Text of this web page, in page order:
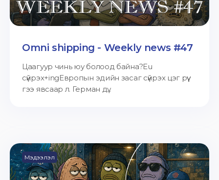
Omni shipping - Weekly news #47
Цаагуур чинь юу болоод байна?Eu
сүйрэх+ingЕвропын эдийн засаг сүйрэх цэг рүү
гээ явсаар л. Герман дү...
Мэдээлэл